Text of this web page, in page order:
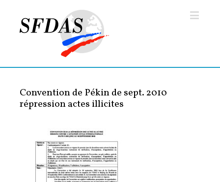
Convention de Pékin de sept. 2010
répression actes illicites